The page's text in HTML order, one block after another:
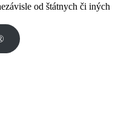
od štátnych či iných